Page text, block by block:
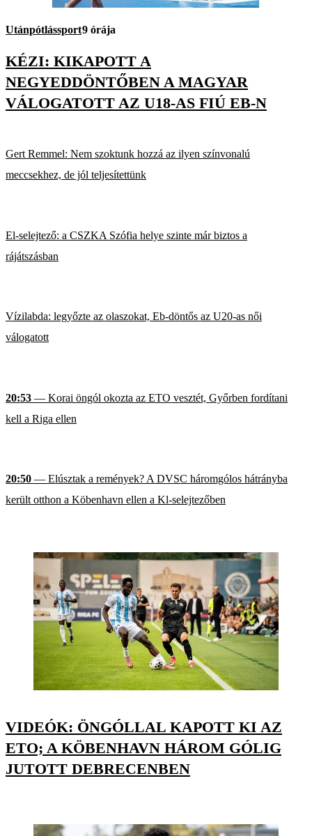
Utánpótlássport9 órája
KÉZI: KIKAPOTT A
NEGYEDDÖNTŐBEN A MAGYAR
VÁLOGATOTT AZ U18-AS FIÚ EB-N
Gert Remmel: Nem szoktunk hozzá az ilyen színvonalú
meccsekhez, de jól teljesítettünk
El-selejtező: a CSZKA Szófia helye szinte már biztos a
rájátszásban
Vízilabda: legyőzte az olaszokat, Eb-döntős az U20-as női
válogatott
20:53 — Korai öngól okozta az ETO vesztét, Győrben fordítani
kell a Riga ellen
20:50 — Elúsztak a remények? A DVSC háromgólos hátrányba
került otthon a Köbenhavn ellen a Kl-selejtezőben
VIDEÓK: ÖNGÓLLAL KAPOTT KI AZ
ETO; A KÖBENHAVN HÁROM GÓLIG
JUTOTT DEBRECENBEN